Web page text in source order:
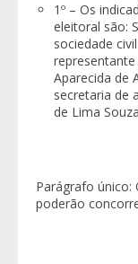
1º – Os
eleitoral são:
sociedade
Aparecida de
secretaria de
de Lima
Parágrafo
poderão